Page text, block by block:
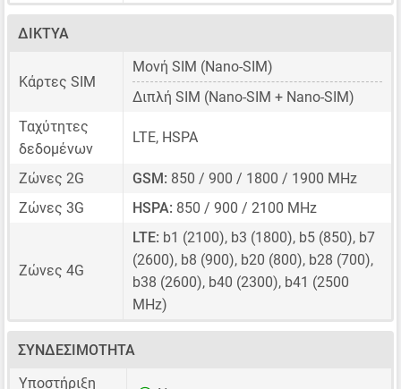
ΔΊΚΤΥΑ
Κάρτες SIM
Μονή SIM (Nano-SIM)
Διπλή SIM (Nano-SIM + Nano-SIM)
Ταχύτητες
δεδομένων
LTE, HSPA
Ζώνες 2G GSM: 850 / 900 / 1800 / 1900 MHz
Ζώνες 3G
HSPA: 850 / 900 / 2100 MHz
Ζώνες 4G
LTE: b1 (2100), b3 (1800), b5 (850), b7
(2600), b8 (900), b20 (800), b28 (700),
b38 (2600), b40 (2300), b41 (2500
MHz)
ΣΥΝΔΕΣΙΜΌΤΗΤΑ
Υποστήριξη